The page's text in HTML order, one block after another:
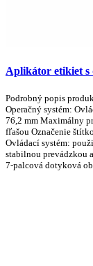
Aplikátor etikiet
Podrobný popis
Operačný systém:
76,2 mm Maximálny
fľašou Označenie
Ovládací systém:
stabilnou prevádzkou
7-palcová dotyková